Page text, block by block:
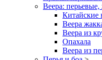
Веера:
Китайские
Веера
Веера из
Опахала
Веера из